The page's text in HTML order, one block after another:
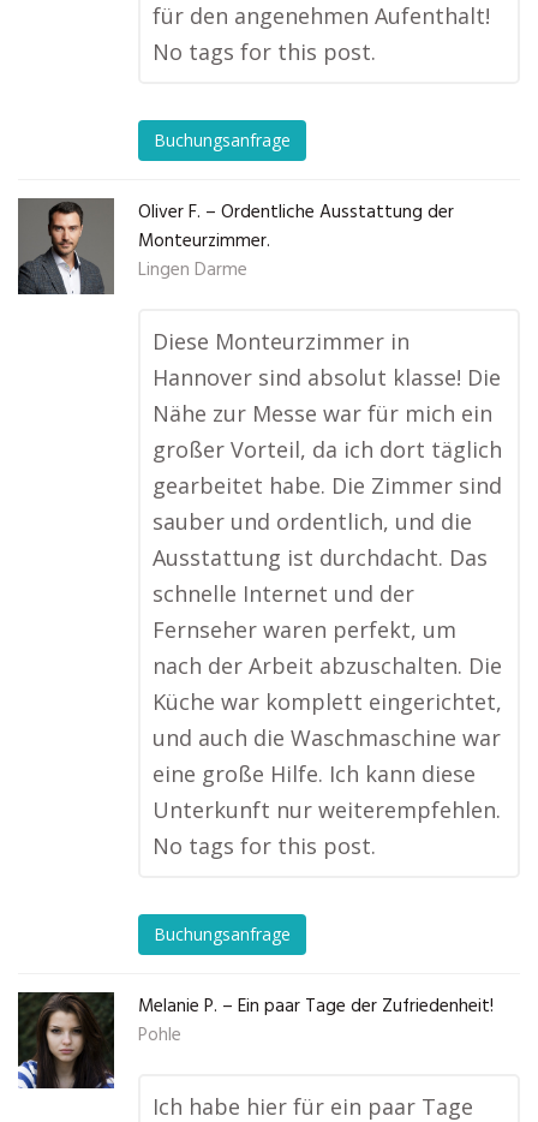
für den angenehmen Aufenthalt!
No tags for this post.
Buchungsanfrage
Oliver F. – Ordentliche Ausstattung der
Monteurzimmer.
Lingen Darme
Diese Monteurzimmer in
Hannover sind absolut klasse! Die
Nähe zur Messe war für mich ein
großer Vorteil, da ich dort täglich
gearbeitet habe. Die Zimmer sind
sauber und ordentlich, und die
Ausstattung ist durchdacht. Das
schnelle Internet und der
Fernseher waren perfekt, um
nach der Arbeit abzuschalten. Die
Küche war komplett eingerichtet,
und auch die Waschmaschine war
eine große Hilfe. Ich kann diese
Unterkunft nur weiterempfehlen.
No tags for this post.
Buchungsanfrage
Melanie P. – Ein paar Tage der Zufriedenheit!
Pohle
Ich habe hier für ein paar Tage